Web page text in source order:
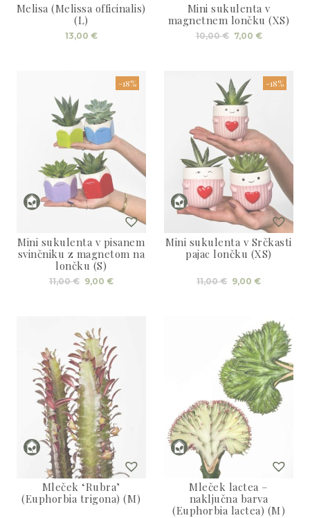
Melisa (Melissa officinalis)
(L)
13,00 €
Mini sukulenta v
magnetnem lončku (XS)
10,00€ Izvirna
cena
7,00 €Trenutna
-18%
Mini sukulenta v pisanem
svinčniku z magnetom na
lončku (S)
11,00€ Izvirna
cena
9,00 €Trenutna
-18%
Mini sukulenta v Srčkasti
pajac lončku (XS)
11,00€ Izvirna
cena
9,00 €Trenutna
Mleček ‘Rubra’
(Euphorbia trigona) (M)
Mleček lactea –
naključna barva
(Euphorbia lactea) (M)